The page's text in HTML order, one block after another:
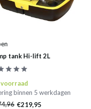
tank Hi-lift 2L
binnen 5 werkdagen
€219,95